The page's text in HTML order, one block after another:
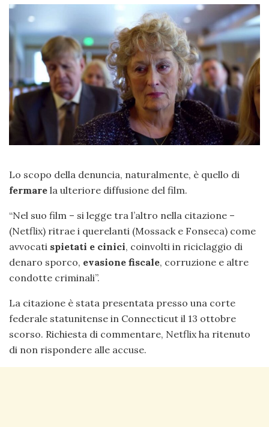
Lo scopo della denuncia, naturalmente, è quello di
fermare la ulteriore diffusione del film.
“Nel suo film – si legge tra l’altro nella citazione –
(Netflix) ritrae i querelanti (Mossack e Fonseca) come
avvocati spietati e cinici, coinvolti in riciclaggio di
denaro sporco, evasione fiscale, corruzione e altre
condotte criminali”.
La citazione è stata presentata presso una corte
federale statunitense in Connecticut il 13 ottobre
scorso. Richiesta di commentare, Netflix ha ritenuto
di non rispondere alle accuse.